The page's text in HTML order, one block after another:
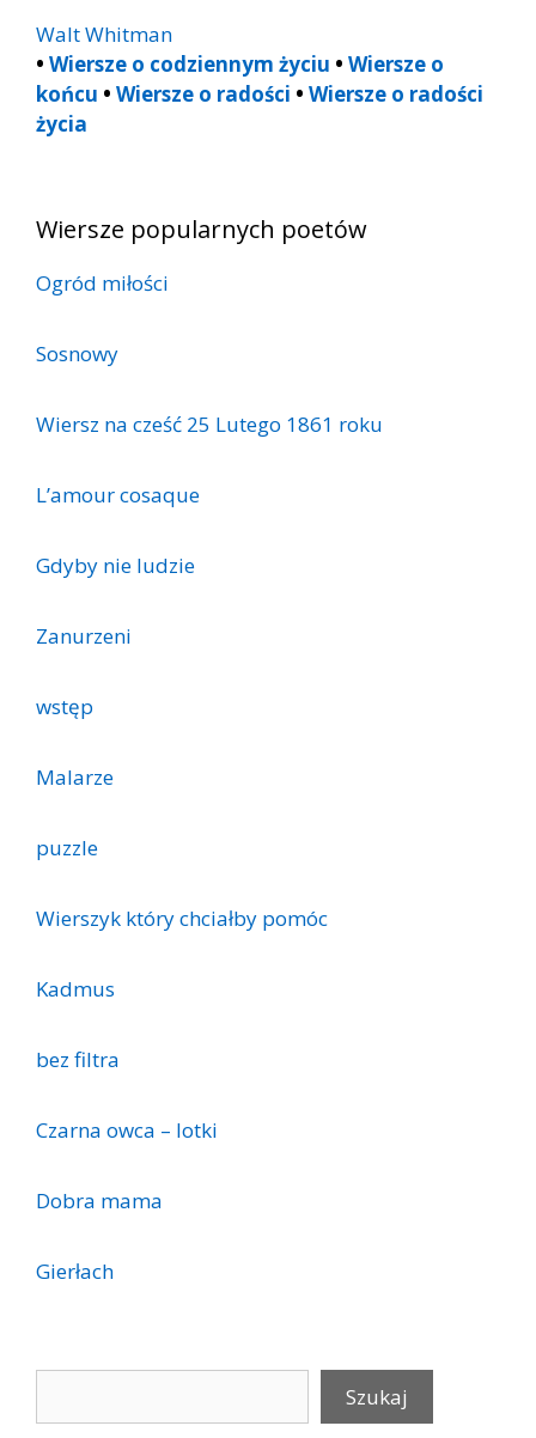
Walt Whitman
• Wiersze o codziennym życiu • Wiersze o
końcu • Wiersze o radości • Wiersze o radości
życia
Wiersze popularnych poetów
Ogród miłości
Sosnowy
Wiersz na cześć 25 Lutego 1861 roku
L’amour cosaque
Gdyby nie ludzie
Zanurzeni
wstęp
Malarze
puzzle
Wierszyk który chciałby pomóc
Kadmus
bez filtra
Czarna owca – lotki
Dobra mama
Gierłach
Szukaj